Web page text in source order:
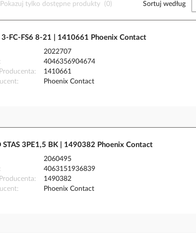
Pokazuj tylko dostępne produkty (0) Sortuj według
3-FC-FS6 8-21 | 1410661 Phoenix Contact
2022707
4046356904674
1410661
Phoenix Contact
STAS 3PE1,5 BK | 1490382 Phoenix Contact
2060495
4063151936839
1490382
Phoenix Contact